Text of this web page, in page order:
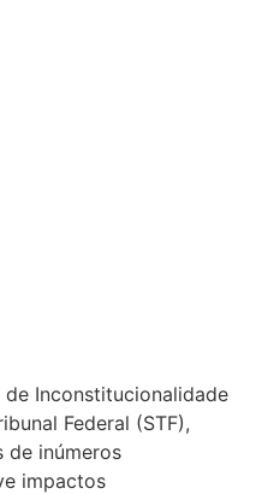
Inconstitucionalidade
Federal (STF),
de inúmeros
impactos